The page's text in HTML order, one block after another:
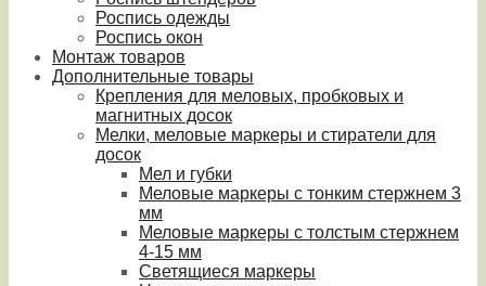
Роспись одежды
Роспись окон
Монтаж товаров
Дополнительные товары
Крепления для меловых, пробковых и
магнитных досок
Мелки, меловые маркеры и стиратели для
досок
Мел и губки
Меловые маркеры с тонким стержнем 3
мм
Меловые маркеры с толстым стержнем
4-15 мм
Светящиеся маркеры